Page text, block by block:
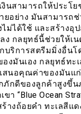
งินสามารถให้ประโ
ยอย่าง มันสามารถ
ม่ได้ใช้ และสร้างอุ
ง กลยุทธ์นี้ช่วยให้เ
บริการสตรีมมิ่งอื่นโ
งมันเอง กลยุทธ์ทะ
สนอคุณค่าของมันแ
ภักดีของลูกค้าสูงขึ้
า “Blue Ocean
างถ้อยคำ ทะเลสีแ